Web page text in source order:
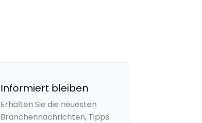
Informiert bleiben
Erhalten Sie die neuesten
Branchennachrichten, Tipps